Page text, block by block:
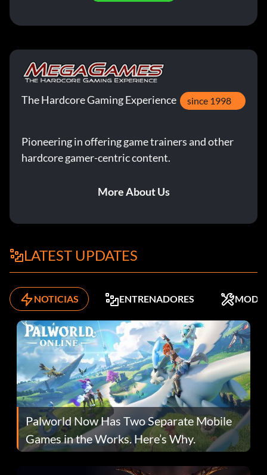
The Hardcore Gaming Experience since 1998
Pioneering in offering game trainers and other
hardcore gamer-centric content.
More About Us
LATEST UPDATES
NOTICIAS ENTRENADORES MODS
Palworld Now Has Two Separate Mobile
Games in the Works. Here’s Why.